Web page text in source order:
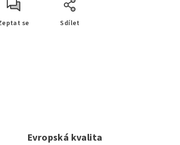
se Sdílet
Evropská kvalita